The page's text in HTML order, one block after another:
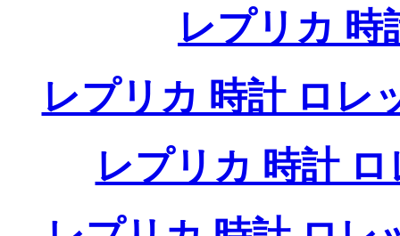
レプリカ 時
レプリカ 時計 ロレ
レプリカ 時計